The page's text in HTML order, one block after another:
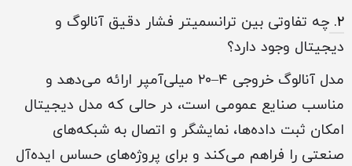
۲. چه تفاوتی بین ترانسمیتر فشار دقیق آنالوگ و
دیجیتال وجود دارد؟
مدل آنالوگ خروجی ۴–۲۰ میلی‌آمپر ارائه می‌دهد و
مناسب صنایع عمومی است، در حالی که مدل دیجیتال
امکان ثبت داده‌ها، نمایشگر و اتصال به شبکه‌های
صنعتی را فراهم می‌کند و برای پروژه‌های حساس ایده‌آل